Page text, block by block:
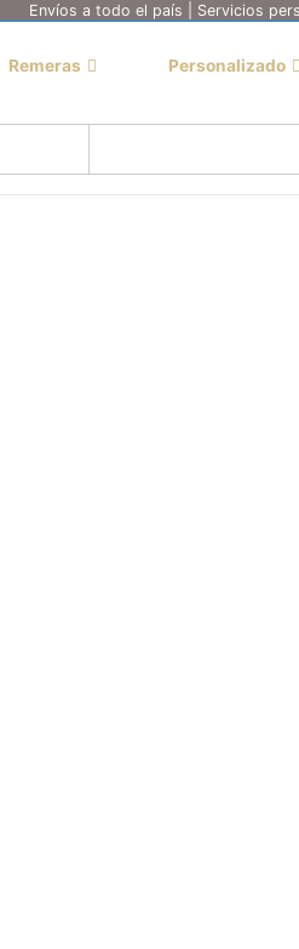
Envíos a todo el país | Servicios
Remeras Personalizado